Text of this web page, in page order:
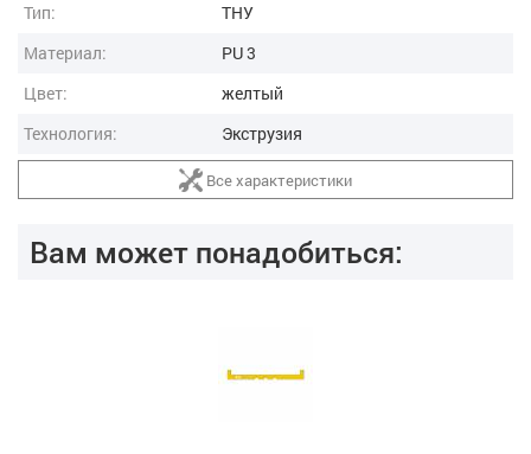
Тип:
ТНУ
Материал:
PU 3
Цвет:
желтый
Технология:
Экструзия
Все характеристики
Вам может понадобиться: